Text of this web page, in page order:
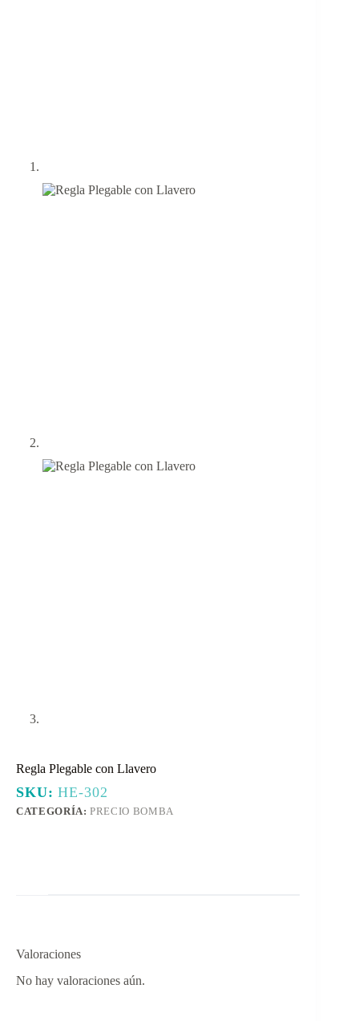
Regla Plegable con Llavero
SKU:HE-302
CATEGORÍA:PRECIO BOMBA
Valoraciones
No hay valoraciones aún.